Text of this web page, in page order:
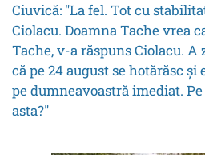
Ciuvică: "La fel. Tot cu
Ciolacu. Doamna Tache vrea
Tache, v-a răspuns Ciolacu. A
că pe 24 august se hotărăsc
pe dumneavoastră imediat.
asta?"